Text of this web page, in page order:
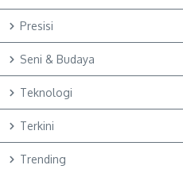
Presisi
Seni & Budaya
Teknologi
Terkini
Trending